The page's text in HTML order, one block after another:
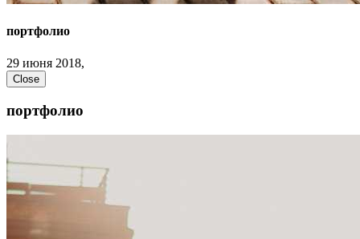
портфолио
29 июня 2018,
Close
портфолио